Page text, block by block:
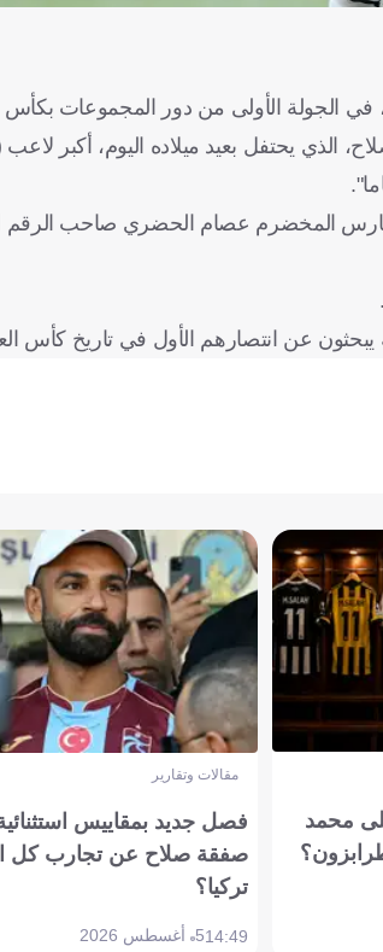
في الجولة الأولى من دور المجموعات بكأس
يحتفل بعيد ميلاده اليوم، أكبر لاعب
محمد
مقالات وتقارير
فصل جديد بمقاييس
صفقة صلاح عن تجارب كل
تركيا؟
14:495 أغسطس 2026